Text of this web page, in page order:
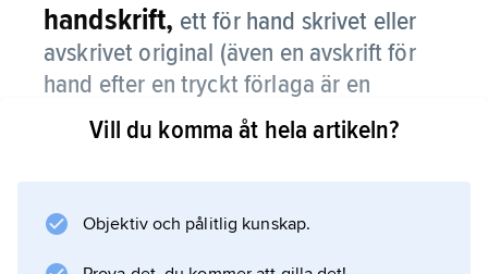
handskrift, ett för hand skrivet eller
avskrivet original (även en avskrift för
hand efter en tryckt förlaga är en
handskrift).
handskrift. Vanligen avses dock en
Vill du komma åt hela artikeln?
Objektiv och pålitlig kunskap.